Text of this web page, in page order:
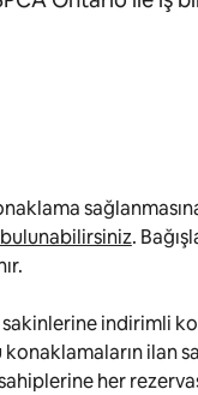
.
indirimli
konaklamaların ilan
her